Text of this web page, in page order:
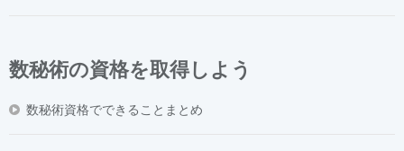
数秘術の資格を取得しよう
数秘術資格でできることまとめ